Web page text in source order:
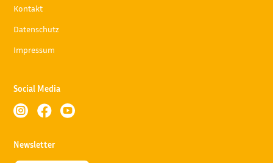
Kontakt
Datenschutz
Impressum
Social Media
  
Newsletter